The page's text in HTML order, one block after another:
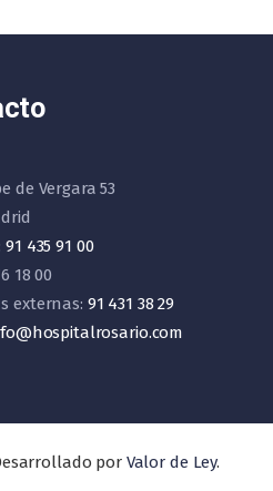
de Vergara 53
91 435 91 00
18 00
externas: 91 431 38 29
por Valor de Ley.